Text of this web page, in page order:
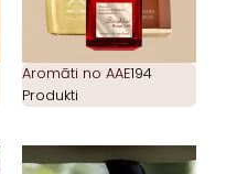
Aromāti no AAE194
Produkti